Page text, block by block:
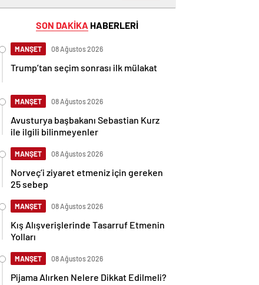
SON DAKİKA HABERLERİ
MANŞET 08 Ağustos 2026
Trump’tan seçim sonrası ilk mülakat
MANŞET 08 Ağustos 2026
Avusturya başbakanı Sebastian Kurz
ile ilgili bilinmeyenler
MANŞET 08 Ağustos 2026
Norveç’i ziyaret etmeniz için gereken
25 sebep
MANŞET 08 Ağustos 2026
Kış Alışverişlerinde Tasarruf Etmenin
Yolları
MANŞET 08 Ağustos 2026
Pijama Alırken Nelere Dikkat Edilmeli?